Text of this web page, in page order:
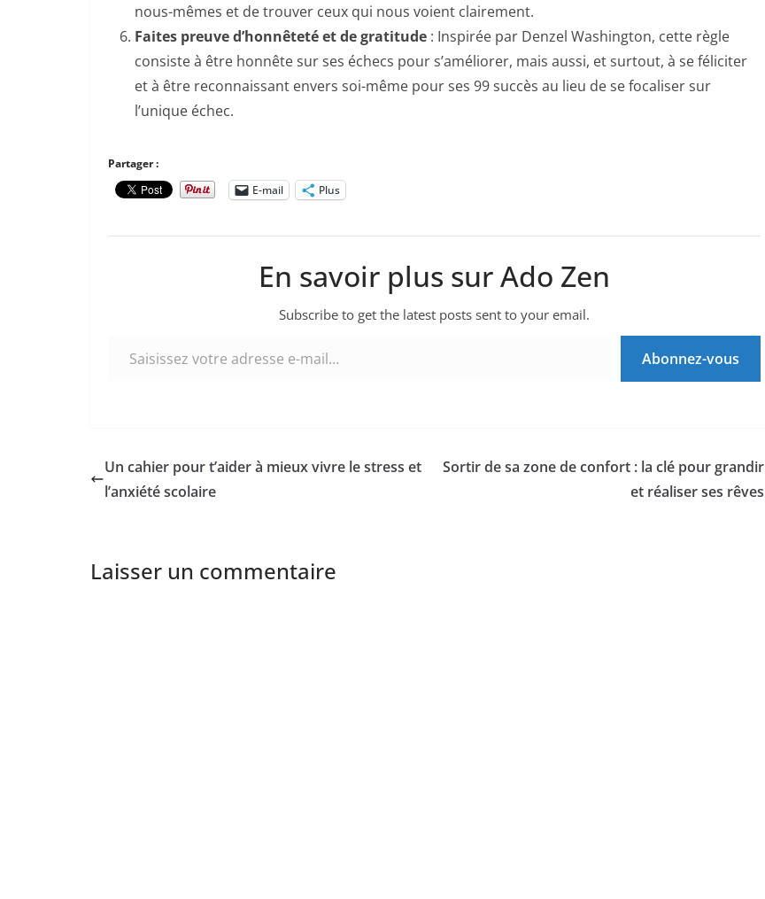
nous-mêmes et de trouver ceux qui nous voient clairement.
Faites preuve d’honnêteté et de gratitude : Inspirée par Denzel Washington, cette règle
consiste à être honnête sur ses échecs pour s’améliorer, mais aussi, et surtout, à se féliciter
et à être reconnaissant envers soi-même pour ses 99 succès au lieu de se focaliser sur
l’unique échec.
Partager :
E-mail
Plus
En savoir plus sur Ado Zen
Subscribe to get the latest posts sent to your email.
Abonnez-vous
Un cahier pour t’aider à mieux vivre le stress et
l’anxiété scolaire
Sortir de sa zone de confort : la clé pour grandir
et réaliser ses rêves
Laisser un commentaire